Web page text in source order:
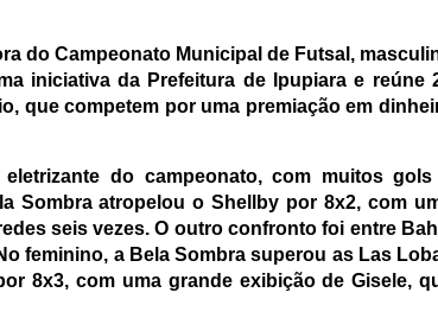
do Campeonato Municipal de Futsal,
iniciativa da Prefeitura de Ipupiara e reúne
que competem por uma premiação em
do campeonato, com muitos
Sombra atropelou o Shellby por 8x2, com
seis vezes. O outro confronto foi entre
feminino, a Bela Sombra superou as Las
8x3, com uma grande exibição de Gisele,